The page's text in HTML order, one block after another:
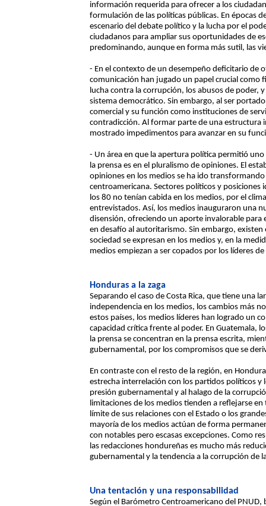
información requerida para ofrecer a los
formulación de las políticas públicas. En épocas
escenario del debate político y la lucha por el
ciudadanos para ampliar sus oportunidades de
predominando, aunque en forma más sutil, las
- En el contexto de un desempeño deficitario de
comunicación han jugado un papel crucial como
lucha contra la corrupción, los abusos de poder,
sistema democrático. Sin embargo, al ser
comercial y su función como instituciones de
contradicción. Al formar parte de una
mostrado impedimentos para avanzar en su
- Un área en que la apertura política permitió
la prensa es en el pluralismo de opiniones. El
opiniones en los medios se ha ido
centroamericana. Sectores políticos y
los 80 no tenían cabida en los medios, por el
entrevistados. Así, los medios inauguraron una
disensión, ofreciendo un aporte invalorable para
en desafío al autoritarismo. Sin embargo, existen
sociedad se expresan en los medios y, en la
medios empiezan a ser copados por los líderes
Honduras a la zaga
Separando el caso de Costa Rica, que tiene una
independencia en los medios, los cambios más
estos países, los medios líderes han logrado un
capacidad crítica frente al poder. En Guatemala,
la prensa se concentran en la prensa escrita,
gubernamental, por los compromisos que se
En contraste con el resto de la región, en
estrecha interrelación con los partidos políticos y
presión gubernamental y al halago de la
limitaciones de los medios tienden a reflejarse
límite de sus relaciones con el Estado o los
mayoría de los medios actúan de forma
con notables pero escasas excepciones. Como
las redacciones hondureñas es mucho más
gubernamental y la tendencia a la corrupción de
Una tentación y una responsabilidad
Según el Barómetro Centroamericano del